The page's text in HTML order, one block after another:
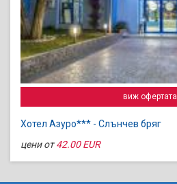
виж офертата
Хотел Азуро*** - Слънчев бряг
цени от42.00 EUR